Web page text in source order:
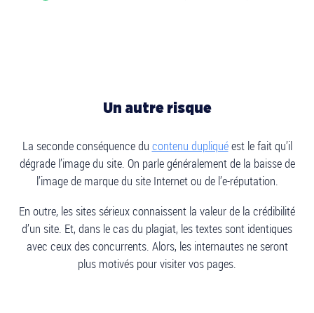
Un autre risque
La seconde conséquence du contenu dupliquéest le fait qu’il
dégrade l’image du site. On parle généralement de la baisse de
l’image de marque du site Internet ou de l’e-réputation.
En outre, les sites sérieux connaissent la valeur de la crédibilité
d’un site. Et, dans le cas du plagiat, les textes sont identiques
avec ceux des concurrents. Alors, les internautes ne seront
plus motivés pour visiter vos pages.